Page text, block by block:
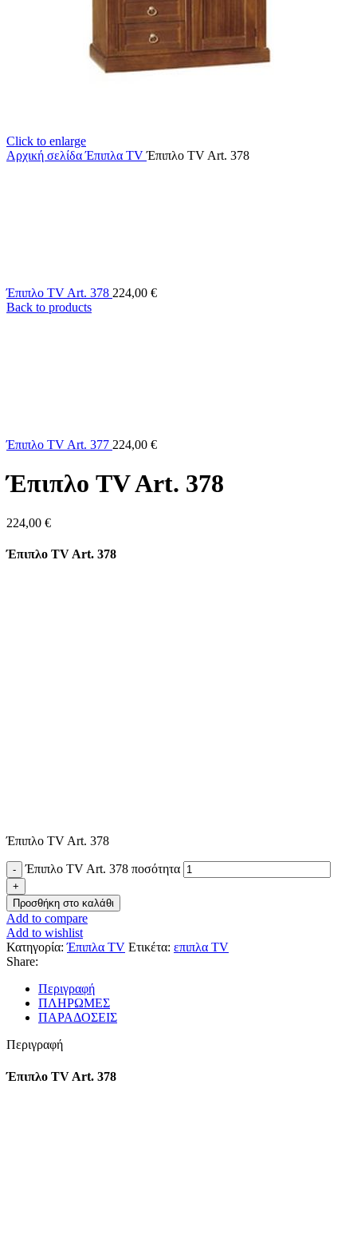
Click to enlarge
Αρχική σελίδαΈπιπλα TVΈπιπλο TV Art. 378
Έπιπλο TV Art. 378 224,00 €
Back to products
Έπιπλο TV Art. 377 224,00 €
Έπιπλο TV Art. 378
224,00 €
Έπιπλο TV Art. 378
Έπιπλο TV Art. 378
Έπιπλο TV Art. 378 ποσότητα
Προσθήκη στο καλάθι
Add to compare
Add to wishlist
Κατηγορία: Έπιπλα TV Ετικέτα: επιπλα TV
Share:
Περιγραφή
ΠΛΗΡΩΜΕΣ
ΠΑΡΑΔΟΣΕΙΣ
Περιγραφή
Έπιπλο TV Art. 378